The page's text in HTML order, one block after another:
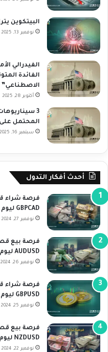
البيتكوين يتراجع إلى
نوفمبر 13, 2025
الفيدرالي
الفائدة
الاصطناعي”
أكتوبر 28, 2025
3
المحتمل
سبتمبر 16, 2025
أحدث أفكار التدول
فرصة شراء
GBPCAD ليوم 27-11-2024
نوفمبر 27, 2024
فرصة بيع
AUDUSD ليوم 26-11-2024
نوفمبر 26, 2024
فرصة شراء
GBPUSD ليوم 25/11/2024
نوفمبر 25, 2024
فرصة بيع
NZDUSD ليوم 22-11-2024
نوفمبر 22, 2024